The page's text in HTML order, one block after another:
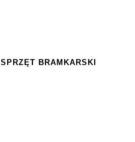
SPRZĘT BRAMKARSKI